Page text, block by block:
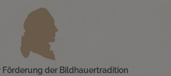
Förderung der Bildhauertradition